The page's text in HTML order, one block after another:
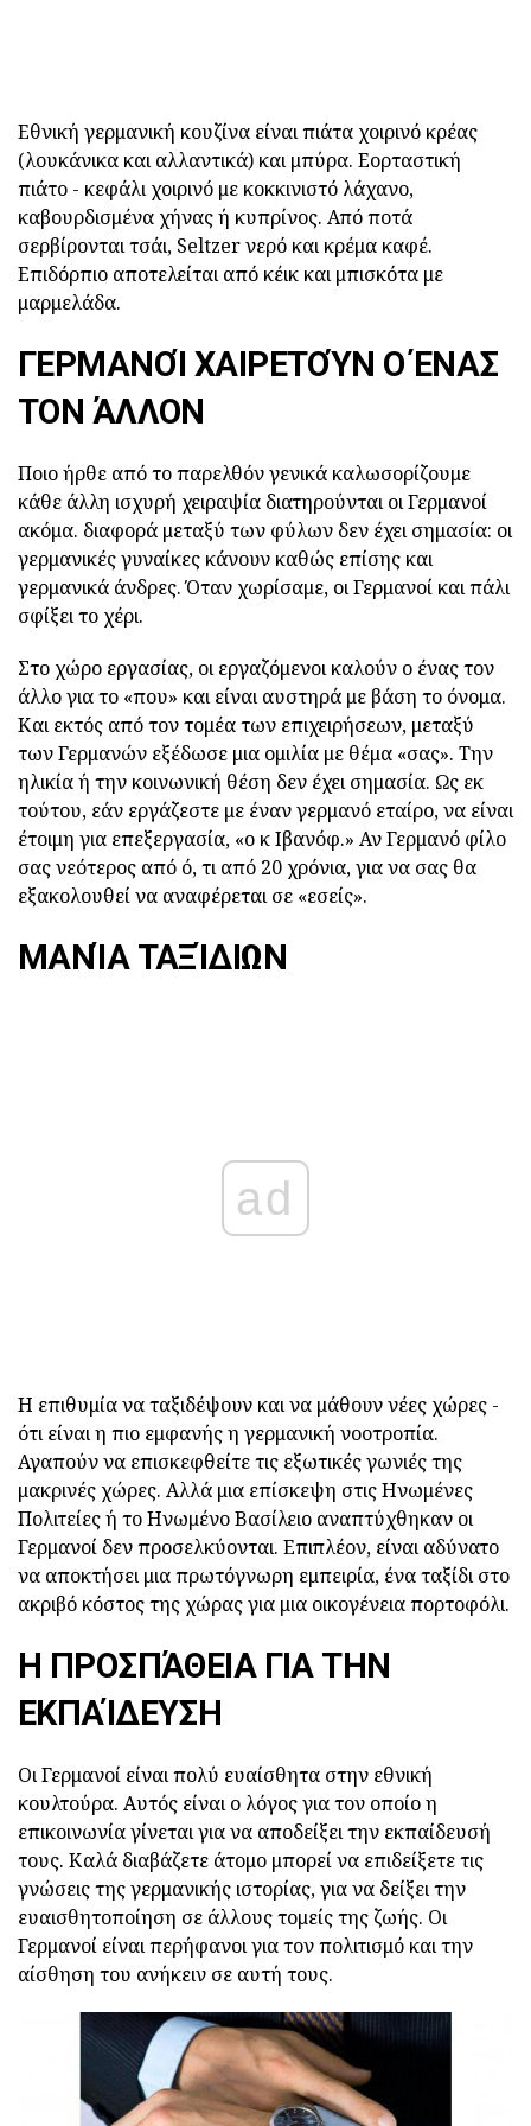
Εθνική γερμανική κουζίνα είναι πιάτα χοιρινό κρέας
(λουκάνικα και αλλαντικά) και μπύρα. Εορταστική
πιάτο - κεφάλι χοιρινό με κοκκινιστό λάχανο,
καβουρδισμένα χήνας ή κυπρίνος. Από ποτά
σερβίρονται τσάι, Seltzer νερό και κρέμα καφέ.
Επιδόρπιο αποτελείται από κέικ και μπισκότα με
μαρμελάδα.
ΓΕΡΜΑΝΟΊ ΧΑΙΡΕΤΟΎΝ Ο ΈΝΑΣ
ΤΟΝ ΆΛΛΟΝ
Ποιο ήρθε από το παρελθόν γενικά καλωσορίζουμε
κάθε άλλη ισχυρή χειραψία διατηρούνται οι Γερμανοί
ακόμα. διαφορά μεταξύ των φύλων δεν έχει σημασία: οι
γερμανικές γυναίκες κάνουν καθώς επίσης και
γερμανικά άνδρες. Όταν χωρίσαμε, οι Γερμανοί και πάλι
σφίξει το χέρι.
Στο χώρο εργασίας, οι εργαζόμενοι καλούν ο ένας τον
άλλο για το «που» και είναι αυστηρά με βάση το όνομα.
Και εκτός από τον τομέα των επιχειρήσεων, μεταξύ
των Γερμανών εξέδωσε μια ομιλία με θέμα «σας». Την
ηλικία ή την κοινωνική θέση δεν έχει σημασία. Ως εκ
τούτου, εάν εργάζεστε με έναν γερμανό εταίρο, να είναι
έτοιμη για επεξεργασία, «ο κ Ιβανόφ.» Αν Γερμανό φίλο
σας νεότερος από ό, τι από 20 χρόνια, για να σας θα
εξακολουθεί να αναφέρεται σε «εσείς».
ΜΑΝΊΑ ΤΑΞΊΔΙΩΝ
ad
Η επιθυμία να ταξιδέψουν και να μάθουν νέες χώρες -
ότι είναι η πιο εμφανής η γερμανική νοοτροπία.
Αγαπούν να επισκεφθείτε τις εξωτικές γωνιές της
μακρινές χώρες. Αλλά μια επίσκεψη στις Ηνωμένες
Πολιτείες ή το Ηνωμένο Βασίλειο αναπτύχθηκαν οι
Γερμανοί δεν προσελκύονται. Επιπλέον, είναι αδύνατο
να αποκτήσει μια πρωτόγνωρη εμπειρία, ένα ταξίδι στο
ακριβό κόστος της χώρας για μια οικογένεια πορτοφόλι.
Η ΠΡΟΣΠΆΘΕΙΑ ΓΙΑ ΤΗΝ
ΕΚΠΑΊΔΕΥΣΗ
Οι Γερμανοί είναι πολύ ευαίσθητα στην εθνική
κουλτούρα. Αυτός είναι ο λόγος για τον οποίο η
επικοινωνία γίνεται για να αποδείξει την εκπαίδευσή
τους. Καλά διαβάζετε άτομο μπορεί να επιδείξετε τις
γνώσεις της γερμανικής ιστορίας, για να δείξει την
ευαισθητοποίηση σε άλλους τομείς της ζωής. Οι
Γερμανοί είναι περήφανοι για τον πολιτισμό και την
αίσθηση του ανήκειν σε αυτή τους.